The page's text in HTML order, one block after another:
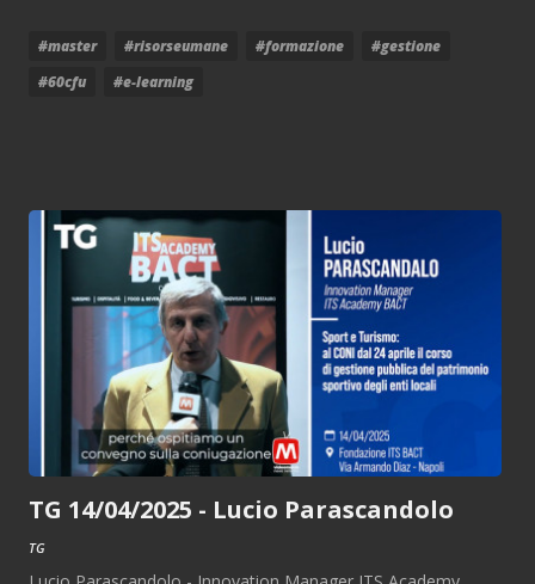
#master #risorseumane #formazione
#gestione
#60cfu
#e-learning
TG 14/04/2025 - Lucio Parascandolo
TG